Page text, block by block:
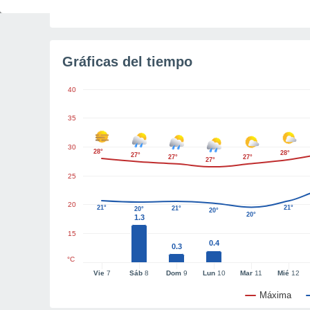
Gráficas del tiempo
Máxima
Vie7 Sáb 8 Dom9 Lun10 Mar 11 Mié 12
15
20
25
30
35
40
°C
1.3
0.3 0.4
28° 27° 27° 27° 27°
28°
21° 20° 21° 20°
20°
21°